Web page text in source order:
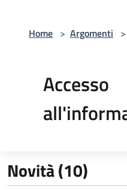
Home > Argomenti >
Accesso
Novità (10)